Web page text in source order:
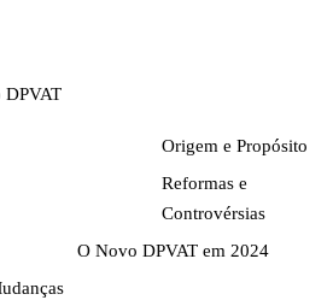
Origem e Propósito
Reformas e
Controvérsias
O Novo DPVAT em 2024